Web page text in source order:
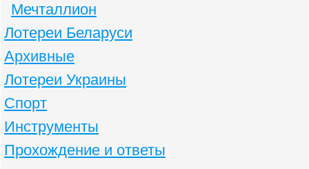
Мечталлион
Лотереи Беларуси
Архивные
Лотереи Украины
Спорт
Инструменты
Прохождение и ответы